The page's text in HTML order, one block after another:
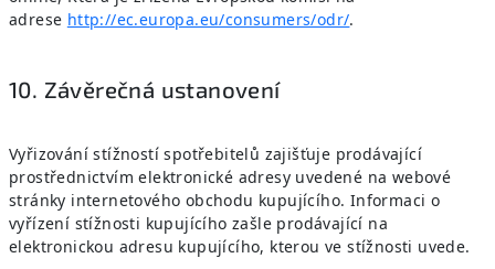
adrese http://ec.europa.eu/consumers/odr/.
10. Závěrečná ustanovení
Vyřizování stížností spotřebitelů zajišťuje prodávající
prostřednictvím elektronické adresy uvedené na webové
stránky internetového obchodu kupujícího. Informaci o
vyřízení stížnosti kupujícího zašle prodávající na
elektronickou adresu kupujícího, kterou ve stížnosti uvede.